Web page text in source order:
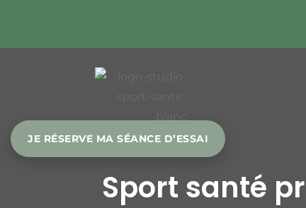
Sport santé
JE RÉSERVE MA SÉANCE D’ESSAI